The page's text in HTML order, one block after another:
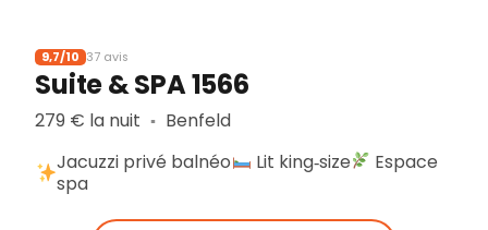
9,7/10 37 avis
Suite & SPA 1566
279 € la nuit ▪︎ Benfeld
Jacuzzi privé balnéo
Lit king‑size
Espace
spa